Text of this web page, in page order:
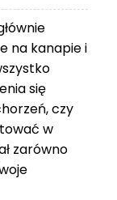
na kanapie i
się
czy
w
zarówno